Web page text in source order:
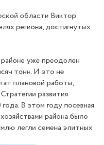
области Виктор
региона, достигнутых
уже преодолен
тонн. И это не
плановой работы,
развития
В этом году посевная
района было
легли семена элитных